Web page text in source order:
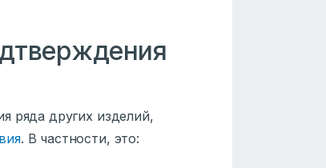
ряда других изделий,
. В частности, это: